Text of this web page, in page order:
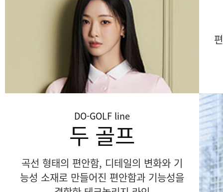
DO-GOLF line
두 골프
곡선 형태의 편안함, 디테일의 변화와 기
능성 소재로 만들어진 편안함과 기능성을